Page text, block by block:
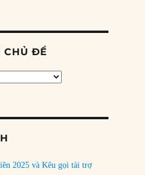
CHỦ ĐỀ
2025 và Kêu gọi tài trợ